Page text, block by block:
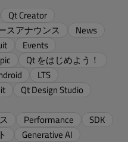
Qt Creator
スアナウンス
News
Events
Qt をはじめよう！
LTS
Qt Design Studio
Performance
SDK
Generative AI